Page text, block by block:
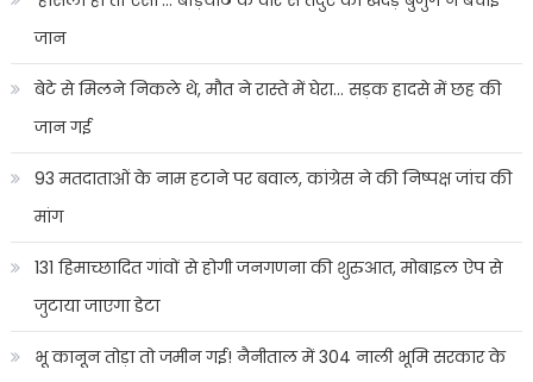
जान
बेटे से मिलने निकले थे, मौत ने रास्ते में घेरा… सड़क हादसे में छह की
जान गई
93 मतदाताओं के नाम हटाने पर बवाल, कांग्रेस ने की निष्पक्ष जांच की
मांग
131 हिमाच्छादित गांवों से होगी जनगणना की शुरुआत, मोबाइल ऐप से
जुटाया जाएगा डेटा
भू कानून तोड़ा तो जमीन गई! नैनीताल में 304 नाली भूमि सरकार के